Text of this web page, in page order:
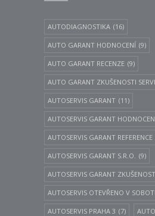
AUTODIAGNOSTIKA (16)
AUTO GARANT HODNOCENÍ (9)
AUTO GARANT RECENZE (9)
AUTO GARANT ZKUŠENOSTI
AUTOSERVIS GARANT (11)
AUTOSERVIS GARANT
AUTOSERVIS GARANT REFERENCE
AUTOSERVIS GARANT S.R.O. (9)
AUTOSERVIS GARANT
AUTOSERVIS OTEVŘENO V
AUTOSERVIS PRAHA 3 (7)